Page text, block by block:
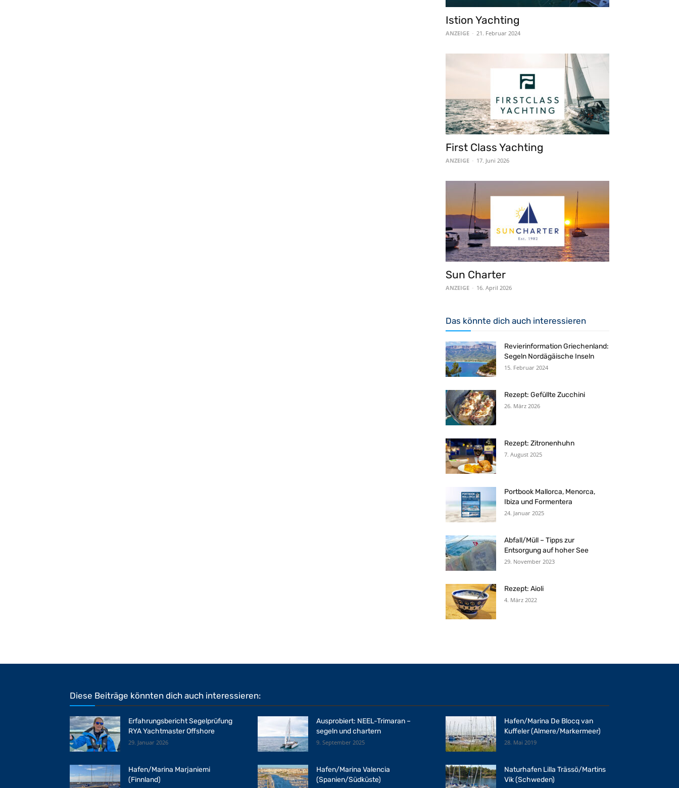
Istion Yachting
ANZEIGE - 21. Februar 2024
First Class Yachting
ANZEIGE - 17. Juni 2026
Sun Charter
ANZEIGE - 16. April 2026
Das könnte dich auch interessieren
Revierinformation Griechenland:
Segeln Nordägäische Inseln
15. Februar 2024
Rezept: Gefüllte Zucchini
26. März 2026
Rezept: Zitronenhuhn
7. August 2025
Portbook Mallorca, Menorca,
Ibiza und Formentera
24. Januar 2025
Abfall/Müll – Tipps zur
Entsorgung auf hoher See
29. November 2023
Rezept: Aioli
4. März 2022
Diese Beiträge könnten dich auch interessieren:
Erfahrungsbericht Segelprüfung
RYA Yachtmaster Offshore
29. Januar 2026
Ausprobiert: NEEL-Trimaran –
segeln und chartern
9. September 2025
Hafen/Marina De Blocq van
Kuffeler (Almere/Markermeer)
28. Mai 2019
Hafen/Marina Marjaniemi
(Finnland)
Hafen/Marina Valencia
(Spanien/Südküste)
Naturhafen Lilla Trässö/Martins
Vik (Schweden)